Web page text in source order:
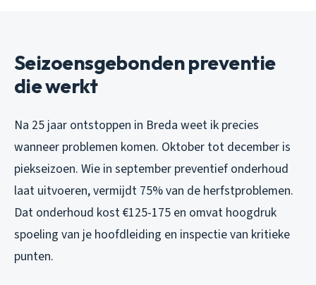
Seizoensgebonden preventie
die werkt
Na 25 jaar ontstoppen in Breda weet ik precies
wanneer problemen komen. Oktober tot december is
piekseizoen. Wie in september preventief onderhoud
laat uitvoeren, vermijdt 75% van de herfstproblemen.
Dat onderhoud kost €125-175 en omvat hoogdruk
spoeling van je hoofdleiding en inspectie van kritieke
punten.